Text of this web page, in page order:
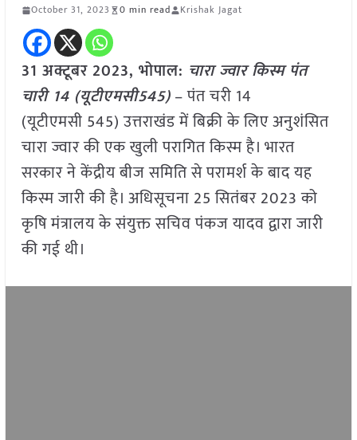
October 31, 2023 0 min read Krishak Jagat
31 अक्टूबर 2023, भोपाल: चारा ज्वार किस्म पंत
चारी 14 (यूटीएमसी545)– पंत चरी 14
(यूटीएमसी 545) उत्तराखंड में बिक्री के लिए अनुशंसित
चारा ज्वार की एक खुली परागित किस्म है। भारत
सरकार ने केंद्रीय बीज समिति से परामर्श के बाद यह
किस्म जारी की है। अधिसूचना 25 सितंबर 2023 को
कृषि मंत्रालय के संयुक्त सचिव पंकज यादव द्वारा जारी
की गई थी।